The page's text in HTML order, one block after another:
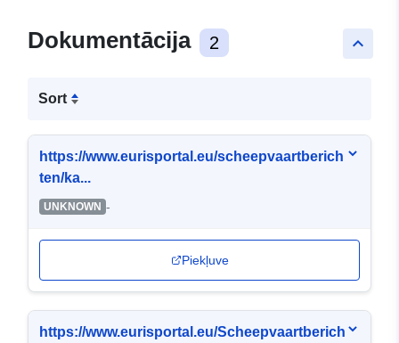
keyboard_arrow_up
Dokumentācija 2
Sort
https://www.eurisportal.eu/scheepvaartberich
ten/ka...
UNKNOWN -
Piekļuve
https://www.eurisportal.eu/Scheepvaartberich